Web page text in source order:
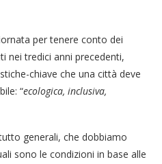
per tenere conto dei
nei tredici anni precedenti,
chiave che una città deve
“ecologica, inclusiva,
generali, che dobbiamo
sono le condizioni in base alle